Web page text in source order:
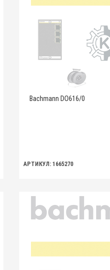
Bachmann DO616/0
АРТИКУЛ: 1665270